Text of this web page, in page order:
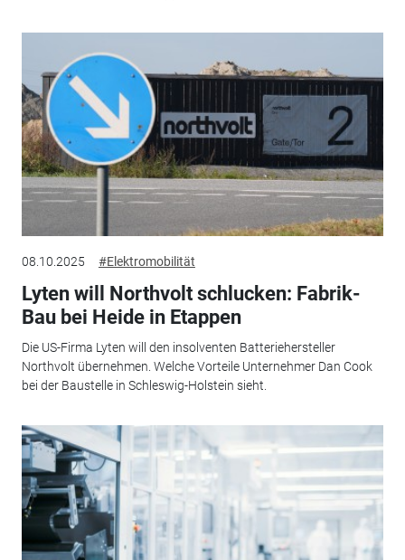
08.10.2025 #Elektromobilität
Lyten will Northvolt schlucken: Fabrik-
Bau bei Heide in Etappen
Die US-Firma Lyten will den insolventen Batteriehersteller
Northvolt übernehmen. Welche Vorteile Unternehmer Dan Cook
bei der Baustelle in Schleswig-Holstein sieht.